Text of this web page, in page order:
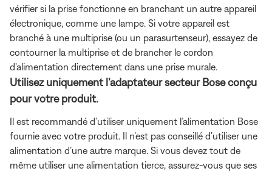
vérifier si la prise fonctionne en branchant un autre appareil
électronique, comme une lampe. Si votre appareil est
branché à une multiprise (ou un parasurtenseur), essayez de
contourner la multiprise et de brancher le cordon
d'alimentation directement dans une prise murale.
Utilisez uniquement l’adaptateur secteur Bose conçu
pour votre produit.
Il est recommandé d’utiliser uniquement l’alimentation Bose
fournie avec votre produit. Il n’est pas conseillé d’utiliser une
alimentation d’une autre marque. Si vous devez tout de
même utiliser une alimentation tierce, assurez-vous que ses